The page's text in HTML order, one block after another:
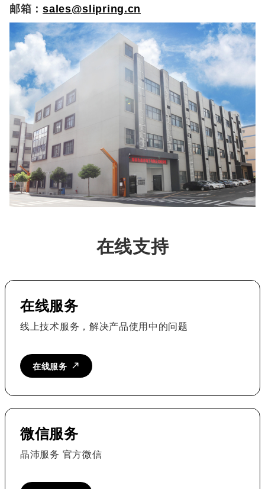
邮箱：sales@slipring.cn
在线支持
在线服务
线上技术服务，解决产品使用中的问题
在线服务
微信服务
晶沛服务 官方微信